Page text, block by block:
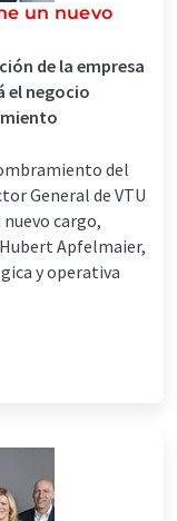
un nuevo
de la empresa
el negocio
del
General de VTU
cargo,
Apfelmaier,
y operativa